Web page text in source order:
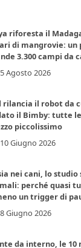
riforesta il
di mangrovie: un
3.300 campi da
5 Agosto 2026
rilancia il robot da
il Bimby: tutte
piccolissimo
10 Giugno 2026
nei cani, lo studio
perché quasi
un trigger di
8 Giugno 2026
da interno, le 10